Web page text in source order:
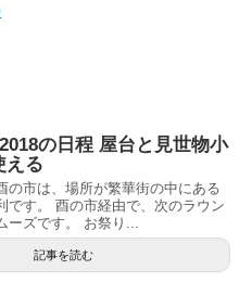
の日程 屋台と見世物小
える
の市は、場所が繁華街の中にある
です。 酉の市経由で、次のラウン
ーズです。 お祭り...
記事を読む